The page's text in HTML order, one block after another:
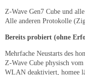
Z-Wave Gen7 Cube und
Alle anderen Protokolle
Bereits probiert (ohne
Mehrfache Neustarts des
Z-Wave Cube physisch
WLAN deaktiviert, homee